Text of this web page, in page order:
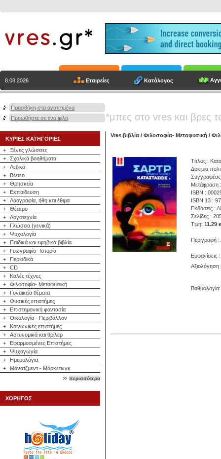
8.08.2026 Εταιρείες Κατάλογος
Προσθήκη στα αγαπημένα
Προωθήστε σε ένα φίλο
*μπες στο vres και βρες
ΚΥΡΙΕΣ ΚΑΤΗΓΟΡΙΕΣ
+
Ξένες γλώσσες
+
Σχολικά βοηθήματα
+
Λεξικά
+
Βίντεο
+
Θρησκεία
+
Εκπαίδευση
+
Λαογραφία, ήθη και έθιμα
+
Θέατρο
+
Λογοτεχνία
+
Γλώσσα (γενικά)
+
Ψυχολογία
+
Παιδικά και εφηβικά βιβλία
+
Γεωγραφία- Ιστορία
+
Περιοδικά
+
CD
+
Καλές τέχνες
+
Φιλοσοφία- Μεταφυσική
+
Γυναικεία θέματα
+
Φυσικές επιστήμες
+
Επιστημονική φαντασία
+
Οικολογία - Περιβάλλον
+
Κοινωνικές επιστήμες
+
Αστυνομικά και θρίλερ
+
Εφαρμοσμένες Επιστήμες
+
Ψυχαγωγία
+
Ημερολόγια
+
Μάνατζμεντ - Μάρκετινγκ
περισσότερα
ΧΟΡΗΓΟΣ
Vres βιβλία / Φιλοσοφία- Μεταφυσική /
Τίτλος :
Δοκίμια
Μετάφραση
ISBN :
ISBN 13 :
Εκδόσεις :
Σελίδες :
Τιμή: 11.29
Περιγραφή :
Εμφανίσεις
Αξιολόγηση